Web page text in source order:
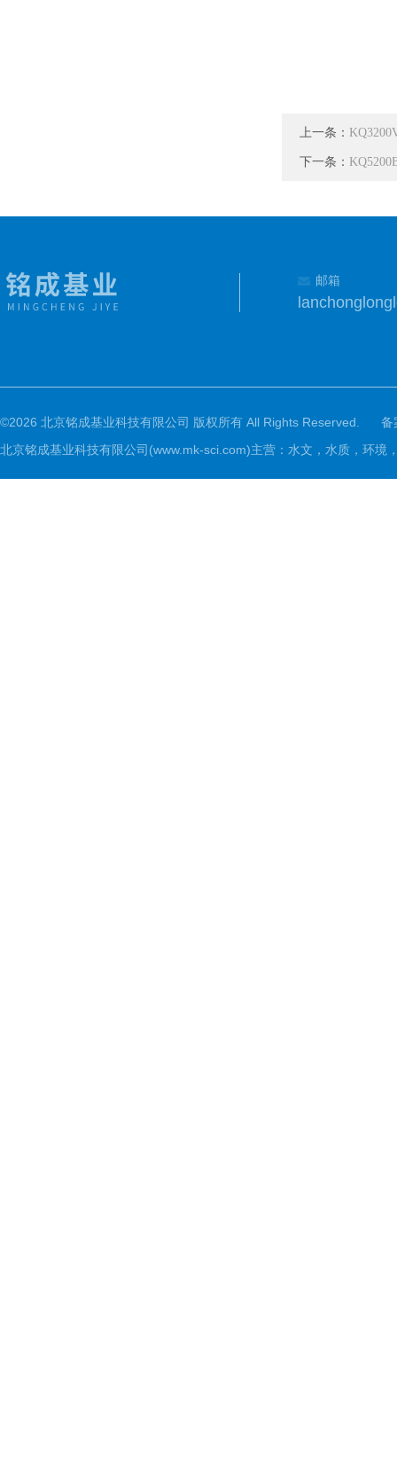
上一条：
下一条：
邮箱
©2026 北京铭成基业科技有限公司 版权所有 All Rights Reserved.
备
北京铭成基业科技有限公司(www.mk-sci.com)主营：水文，水质，环境